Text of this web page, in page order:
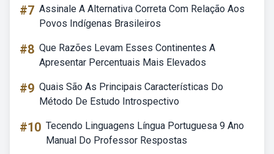
#7 Assinale A Alternativa Correta Com Relação Aos
Povos Indígenas Brasileiros
#8 Que Razões Levam Esses Continentes A
Apresentar Percentuais Mais Elevados
#9 Quais São As Principais Características Do
Método De Estudo Introspectivo
#10 Tecendo Linguagens Língua Portuguesa 9 Ano
Manual Do Professor Respostas